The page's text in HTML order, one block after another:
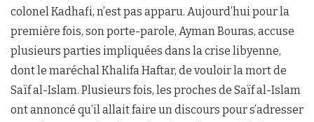
colonel Kadhafi, n’est pas apparu. Aujourd’hui pour la
première fois, son porte-parole, Ayman Bouras, accuse
plusieurs parties impliquées dans la crise libyenne,
dont le maréchal Khalifa Haftar, de vouloir la mort de
Saïf al-Islam. Plusieurs fois, les proches de Saïf al-Islam
ont annoncé qu’il allait faire un discours pour s’adresser